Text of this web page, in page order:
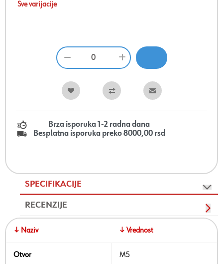
Sve varijacije
Brza isporuka 1-2 radna dana
Besplatna isporuka preko 8000,00 rsd
SPECIFIKACIJE
RECENZIJE
↓ Naziv ↓ Vrednost
Otvor M5